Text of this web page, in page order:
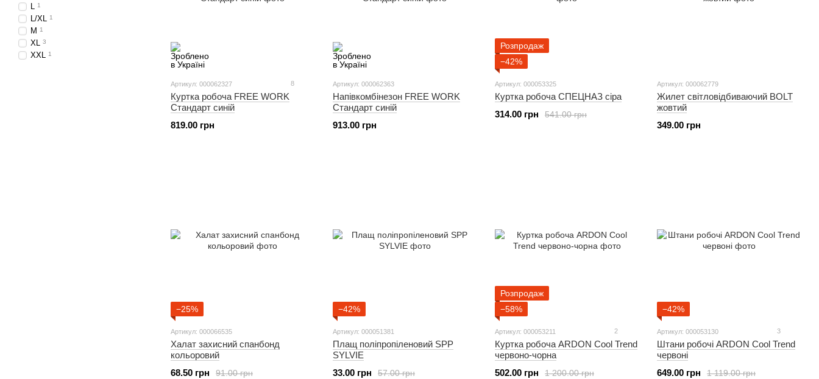
Артикул: 000062327 8
Куртка робоча FREE WORK
Стандарт синій
819.00 грн
Артикул: 000062363
Напівкомбінезон FREE WORK
Стандарт синій
913.00 грн
Розпродаж
−42%
Артикул: 000053325
Куртка робоча СПЕЦНАЗ сіра
541.00 грн
314.00 грн
Артикул: 000062779
Жилет світловідбиваючий BOLT
жовтий
349.00 грн
−25%
Артикул: 000066535
Халат захисний спанбонд
кольоровий
91.00 грн
68.50 грн
−42%
Артикул: 000051381
Плащ поліпропіленовий SPP
SYLVIE
57.00 грн
33.00 грн
Розпродаж
−58%
Артикул: 000053211 2
Куртка робоча ARDON Cool Trend
червоно-чорна
1 200.00 грн
502.00 грн
−42%
Артикул: 000053130 3
Штани робочі ARDON Cool Trend
червоні
1 119.00 грн
649.00 грн
L 1
L/XL 1
M 1
XL 3
XXL 1